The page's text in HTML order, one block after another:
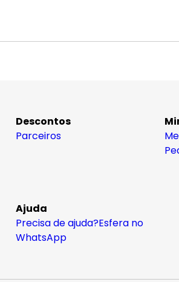
Descontos
Parceiros
Ajuda
Precisa de ajuda?Esfera no
WhatsApp